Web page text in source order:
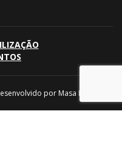
por Masa Marketing